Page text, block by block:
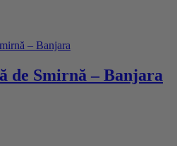
de Smirnă – Banjara